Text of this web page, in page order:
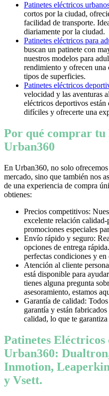
Patinetes eléctricos
cortos por la ciudad,
facilidad de transporte.
diariamente por la ciudad.
Patinetes eléctricos para
buscan un patinete con
nuestros modelos para
rendimiento y ofrecen una
tipos de superficies.
Patinetes eléctricos
velocidad y las aventuras
eléctricos deportivos están
difíciles y ofrecerte una
Por qué comprar
Urban360
En Urban360, no solo
mercado, sino que también nos
de una experiencia de compra
obtienes:
Precios competitivos:
excelente relación
promociones especiales
Envío rápido y seguro:
opciones de entrega
perfectas condiciones y
Atención al cliente
está disponible para
tienes alguna pregunta
asesoramiento, estamos
Garantía de calidad:
garantía y están
calidad, lo que te
Patinetes Eléctricos
Urban360:
Inmotion,
y Vsett.